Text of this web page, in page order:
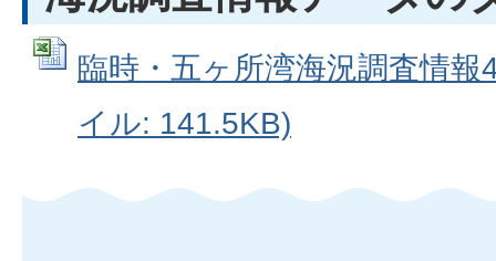
臨時・五ヶ所湾海況調査情
イル: 141.5KB)